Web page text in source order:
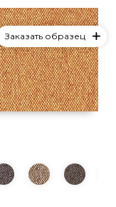
Заказать образец